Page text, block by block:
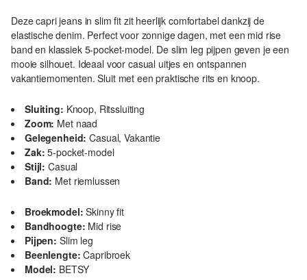
Deze capri jeans in slim fit zit heerlijk comfortabel dankzij de
elastische denim. Perfect voor zonnige dagen, met een mid rise
band en klassiek 5-pocket-model. De slim leg pijpen geven je een
mooie silhouet. Ideaal voor casual uitjes en ontspannen
vakantiemomenten. Sluit met een praktische rits en knoop.
Sluiting: Knoop, Ritssluiting
Zoom: Met naad
Gelegenheid: Casual, Vakantie
Zak: 5-pocket-model
Stijl: Casual
Band: Met riemlussen
Broekmodel: Skinny fit
Bandhoogte: Mid rise
Pijpen: Slim leg
Beenlengte: Capribroek
Model: BETSY